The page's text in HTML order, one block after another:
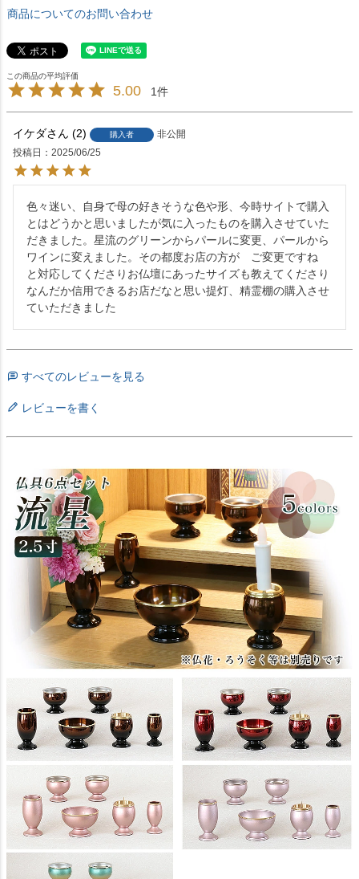
商品についてのお問い合わせ
5.00 1
イケダ 2 購入者
非公開
投稿日
2025/06/25
色々迷い、自身で母の好きそうな色や形、今時サイトで購入
とはどうかと思いましたが気に入ったものを購入させていた
だきました。星流のグリーンからパールに変更、パールから
ワインに変えました。その都度お店の方が　ご変更ですね
と対応してくださりお仏壇にあったサイズも教えてくださり
なんだか信用できるお店だなと思い提灯、精霊棚の購入させ
ていただきました
すべてのレビューを見る
レビューを書く